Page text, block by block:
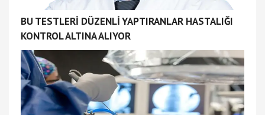
BU TESTLERİ DÜZENLİ YAPTIRANLAR HASTALIĞI
KONTROL ALTINA ALIYOR